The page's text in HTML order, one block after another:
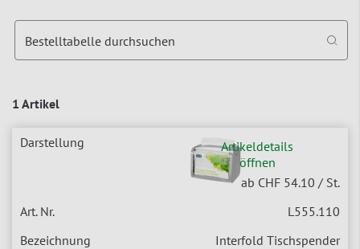
1 Artikel
Bestelltabelle durchsuchen
Artikeldetails
öffnen
ab CHF 54.10 / St.
L555.110
Interfold Tischspender